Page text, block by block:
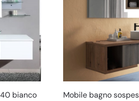
bianco
Mobile bagno